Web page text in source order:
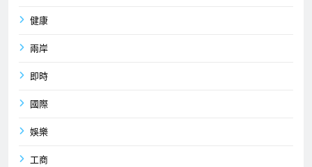
健康
兩岸
即時
國際
娛樂
工商